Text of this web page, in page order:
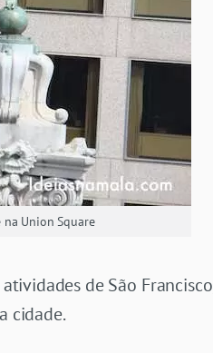
na Union Square
de São
cidade.